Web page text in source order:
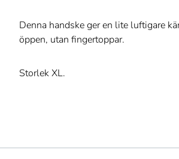
Denna handske ger en lite luftigare
öppen, utan fingertoppar.
Storlek XL.